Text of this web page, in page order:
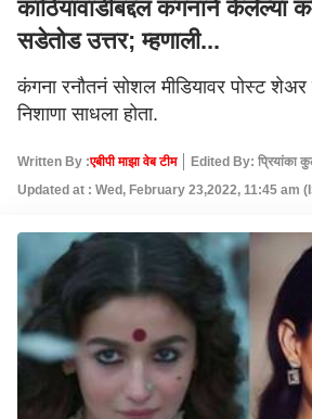
काठियावाडीबद्दल कंगनाने केलेल्या
सडेतोड उत्तर; म्हणाली...
कंगना रनौतनं सोशल मीडियावर पोस्ट
निशाणा साधला होता.
Written By :एबीपी माझा वेब टीम
Edited By: प्रियांका
Updated at : Wed, February 23,2022, 11:45 am